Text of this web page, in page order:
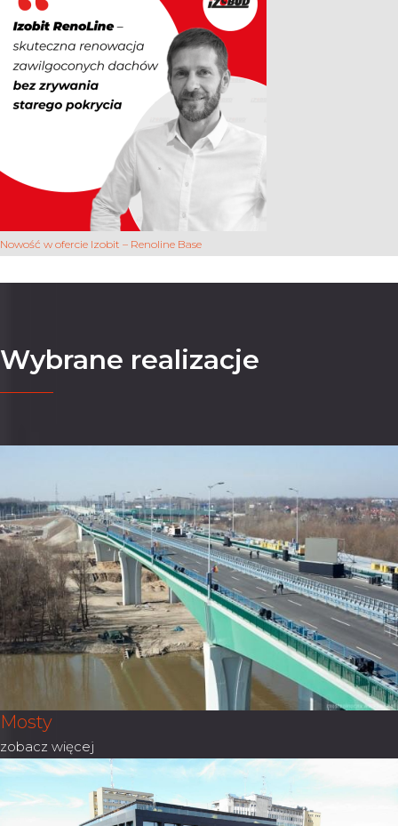
Nowość w ofercie Izobit – Renoline Base
Wybrane realizacje
Mosty
zobacz więcej